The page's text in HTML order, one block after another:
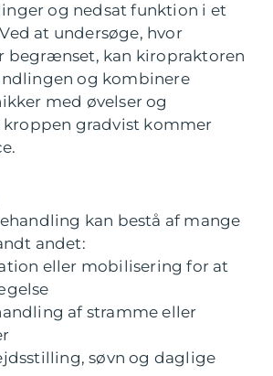
og nedsat funktion i et
at undersøge, hvor
begrænset, kan kiropraktoren
og kombinere
med øvelser og
kroppen gradvist kommer
kan bestå af mange
andet:
eller mobilisering for at
af stramme eller
søvn og daglige